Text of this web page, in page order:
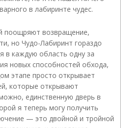
в лабиринте чудес.
поощряют возвращение,
но Чудо-Лабиринт гораздо
в каждую область одну за
новых способностей обхода,
этапе просто открывает
которые открывают
единственную дверь в
я теперь могу получить
— это двойной и тройной